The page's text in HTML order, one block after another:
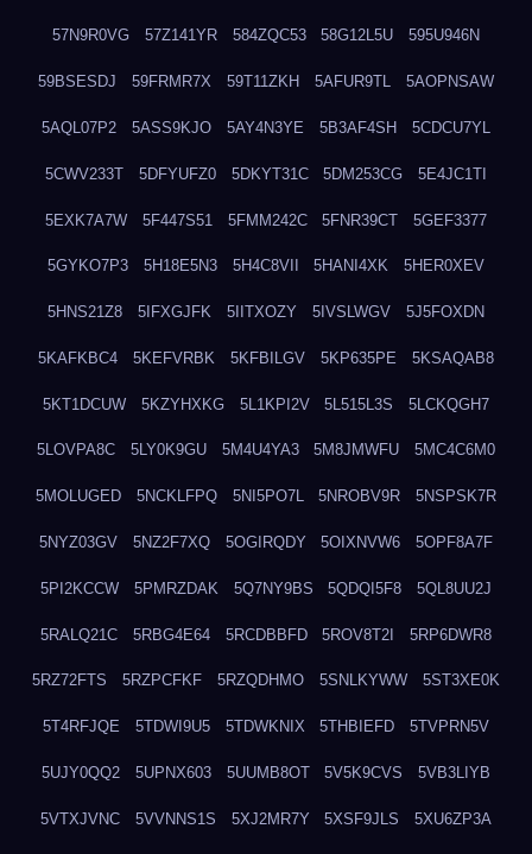
57N9R0VG 57Z141YR 584ZQC53 58G12L5U 595U946N
59BSESDJ 59FRMR7X 59T11ZKH 5AFUR9TL 5AOPNSAW
5AQL07P2 5ASS9KJO 5AY4N3YE 5B3AF4SH 5CDCU7YL
5CWV233T 5DFYUFZ0 5DKYT31C 5DM253CG 5E4JC1TI
5EXK7A7W 5F447S51 5FMM242C 5FNR39CT 5GEF3377
5GYKO7P3 5H18E5N3 5H4C8VII 5HANI4XK 5HER0XEV
5HNS21Z8 5IFXGJFK 5IITXOZY 5IVSLWGV 5J5FOXDN
5KAFKBC4 5KEFVRBK 5KFBILGV 5KP635PE 5KSAQAB8
5KT1DCUW 5KZYHXKG 5L1KPI2V 5L515L3S 5LCKQGH7
5LOVPA8C 5LY0K9GU 5M4U4YA3 5M8JMWFU 5MC4C6M0
5MOLUGED 5NCKLFPQ 5NI5PO7L 5NROBV9R 5NSPSK7R
5NYZ03GV 5NZ2F7XQ 5OGIRQDY 5OIXNVW6 5OPF8A7F
5PI2KCCW 5PMRZDAK 5Q7NY9BS 5QDQI5F8 5QL8UU2J
5RALQ21C 5RBG4E64 5RCDBBFD 5ROV8T2I 5RP6DWR8
5RZ72FTS 5RZPCFKF 5RZQDHMO 5SNLKYWW 5ST3XE0K
5T4RFJQE 5TDWI9U5 5TDWKNIX 5THBIEFD 5TVPRN5V
5UJY0QQ2 5UPNX603 5UUMB8OT 5V5K9CVS 5VB3LIYB
5VTXJVNC 5VVNNS1S 5XJ2MR7Y 5XSF9JLS 5XU6ZP3A